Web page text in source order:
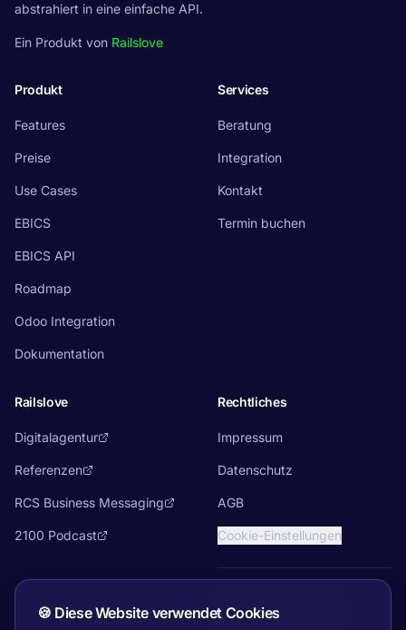
abstrahiert in eine einfache API.
Ein Produkt von Railslove
Produkt
Features
Preise
Use Cases
EBICS
EBICS API
Roadmap
Odoo Integration
Dokumentation
Services
Beratung
Integration
Kontakt
Termin buchen
Railslove
Digitalagentur
Referenzen
RCS Business Messaging
2100 Podcast
Rechtliches
Impressum
Datenschutz
AGB
Cookie-Einstellungen
team@ebicsbox.com
🍪 Diese Website verwendet Cookies